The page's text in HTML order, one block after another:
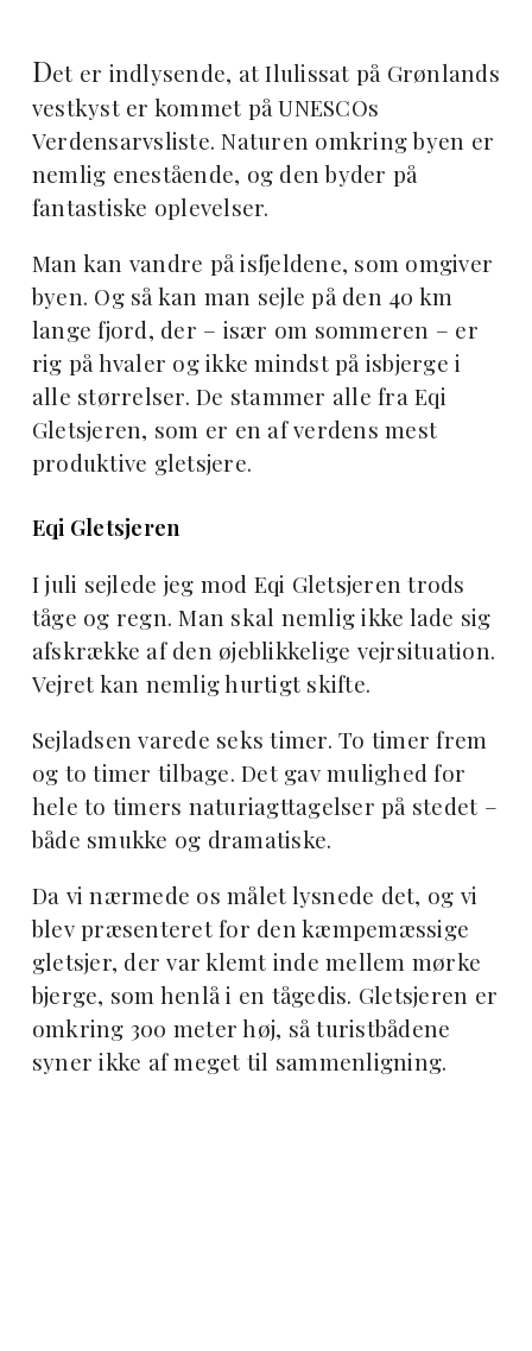
Det er indlysende, at Ilulissat på Grønlands
vestkyst er kommet på UNESCOs
Verdensarvsliste. Naturen omkring byen er
nemlig enestående, og den byder på
fantastiske oplevelser.
Man kan vandre på isfjeldene, som omgiver
byen. Og så kan man sejle på den 40 km
lange fjord, der – især om sommeren – er
rig på hvaler og ikke mindst på isbjerge i
alle størrelser. De stammer alle fra Eqi
Gletsjeren, som er en af verdens mest
produktive gletsjere.
Eqi Gletsjeren
I juli sejlede jeg mod Eqi Gletsjeren trods
tåge og regn. Man skal nemlig ikke lade sig
afskrække af den øjeblikkelige vejrsituation.
Vejret kan nemlig hurtigt skifte.
Sejladsen varede seks timer. To timer frem
og to timer tilbage. Det gav mulighed for
hele to timers naturiagttagelser på stedet –
både smukke og dramatiske.
Da vi nærmede os målet lysnede det, og vi
blev præsenteret for den kæmpemæssige
gletsjer, der var klemt inde mellem mørke
bjerge, som henlå i en tågedis. Gletsjeren er
omkring 300 meter høj, så turistbådene
syner ikke af meget til sammenligning.